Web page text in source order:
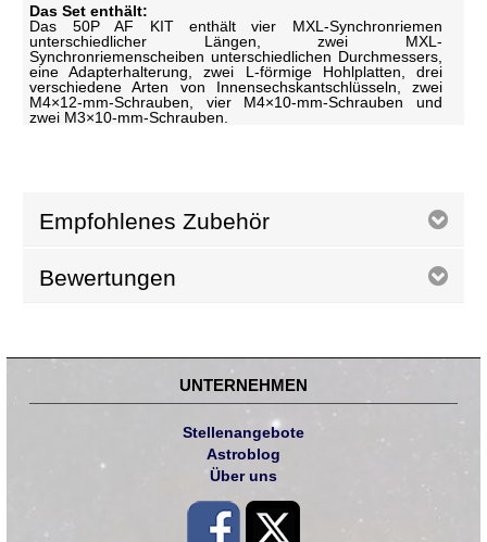
Das Set enthält:
Das 50P AF KIT enthält vier MXL-Synchronriemen
unterschiedlicher Längen, zwei MXL-
Synchronriemenscheiben unterschiedlichen Durchmessers,
eine Adapterhalterung, zwei L-förmige Hohlplatten, drei
verschiedene Arten von Innensechskantschlüsseln, zwei
M4×12-mm-Schrauben, vier M4×10-mm-Schrauben und
zwei M3×10-mm-Schrauben.
Empfohlenes Zubehör
Bewertungen
UNTERNEHMEN
Stellenangebote
Astroblog
Über uns